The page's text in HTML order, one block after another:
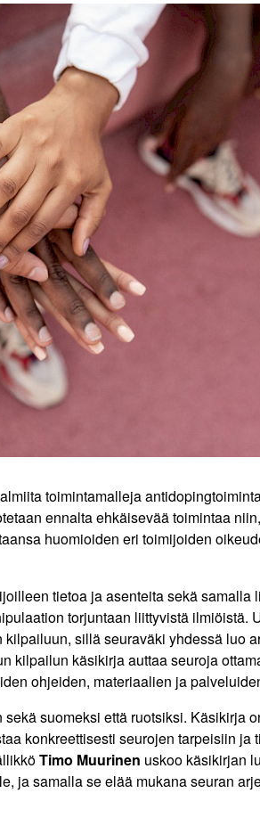
toimintamalleja
ennalta ehkäisevää toimintaa
huomioiden eri toimijoiden
tietoa ja asenteita sekä samalla
torjuntaan liittyvistä ilmiöistä.
sillä seuraväki yhdessä luo
kilpailun käsikirja auttaa seuroja
ohjeiden, materiaalien ja
suomeksi että ruotsiksi. Käsikirja
konkreettisesti seurojen tarpeisiin ja
Timo Muurinen uskoo käsikirjan
ja samalla se elää mukana seuran